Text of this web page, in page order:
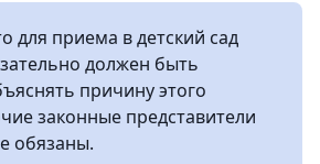
для приема в детский сад
должен быть
причину этого
законные представители
обязаны.